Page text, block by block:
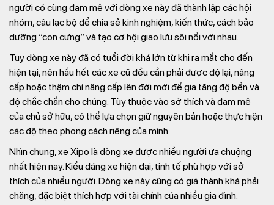
người có cùng đam mê với dòng xe này đã thành lập các hội
nhóm, câu lạc bộ để chia sẻ kinh nghiệm, kiến thức, cách bảo
dưỡng “con cưng” và tạo cơ hội giao lưu sôi nổi với nhau.
Tuy dòng xe này đã có tuổi đời khá lớn từ khi ra mắt cho đến
hiện tại, nên hầu hết các xe cũ đều cần phải được độ lại, nâng
cấp hoặc thậm chí nâng cấp lên đời mới để gia tăng độ bền và
độ chắc chắn cho chúng. Tùy thuộc vào sở thích và đam mê
của chủ sở hữu, có thể lựa chọn giữ nguyên bản hoặc thực hiện
các độ theo phong cách riêng của mình.
Nhìn chung, xe Xipo là dòng xe được nhiều người ưa chuộng
nhất hiện nay. Kiểu dáng xe hiện đại, tinh tế phù hợp với sở
thích của nhiều người. Dòng xe này cũng có giá thành khá phải
chăng, đặc biệt thích hợp với tài chính của nhiều gia đình.